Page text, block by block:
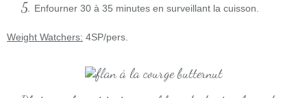
Enfourner 30 à 35 minutes en surveillant la cuisson.
Weight Watchers: 4SP/pers.